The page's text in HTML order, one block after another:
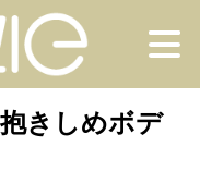
きしめボデ